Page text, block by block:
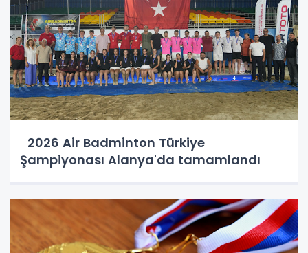
2026 Air Badminton Türkiye
Şampiyonası Alanya'da tamamlandı